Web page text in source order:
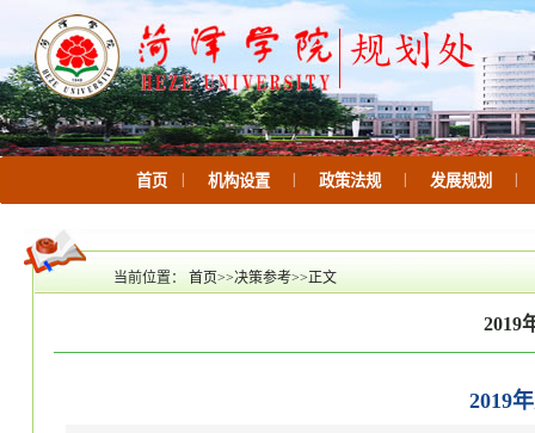
首页 机构设置 政策法规 发展规划
当前位置： 首页>>决策参考>>正文
2019
2019